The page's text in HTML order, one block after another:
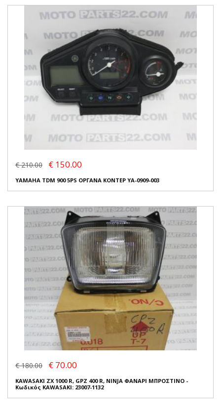
€ 210.00 € 150.00
YAMAHA TDM 900 5PS ΟΡΓΑΝΑ ΚΟΝΤΕΡ YA-0909-003
€ 180.00 € 70.00
KAWASAKI ZX 1000 R, GPZ 400 R, NINJA ΦΑΝΑΡΙ ΜΠΡΟΣΤΙΝΟ -
Κωδικός KAWASAKI: 23007-1132